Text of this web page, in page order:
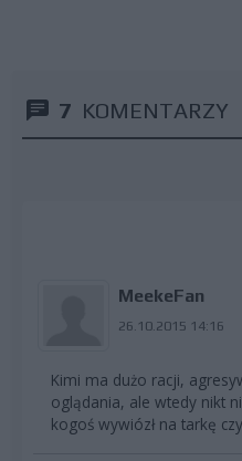
7 KOMENTARZY
MeekeFan
26.10.2015 14:16
Kimi ma dużo racji,
oglądania, ale wtedy nikt
kogoś wywiózł na tarkę